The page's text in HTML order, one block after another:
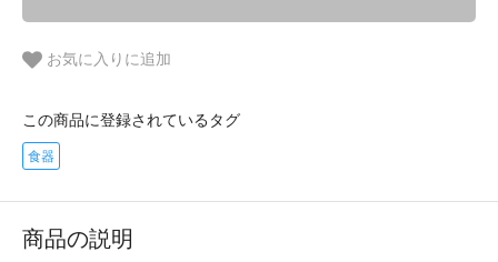
お気に入りに追加
この商品に登録されているタグ
食器
商品の説明